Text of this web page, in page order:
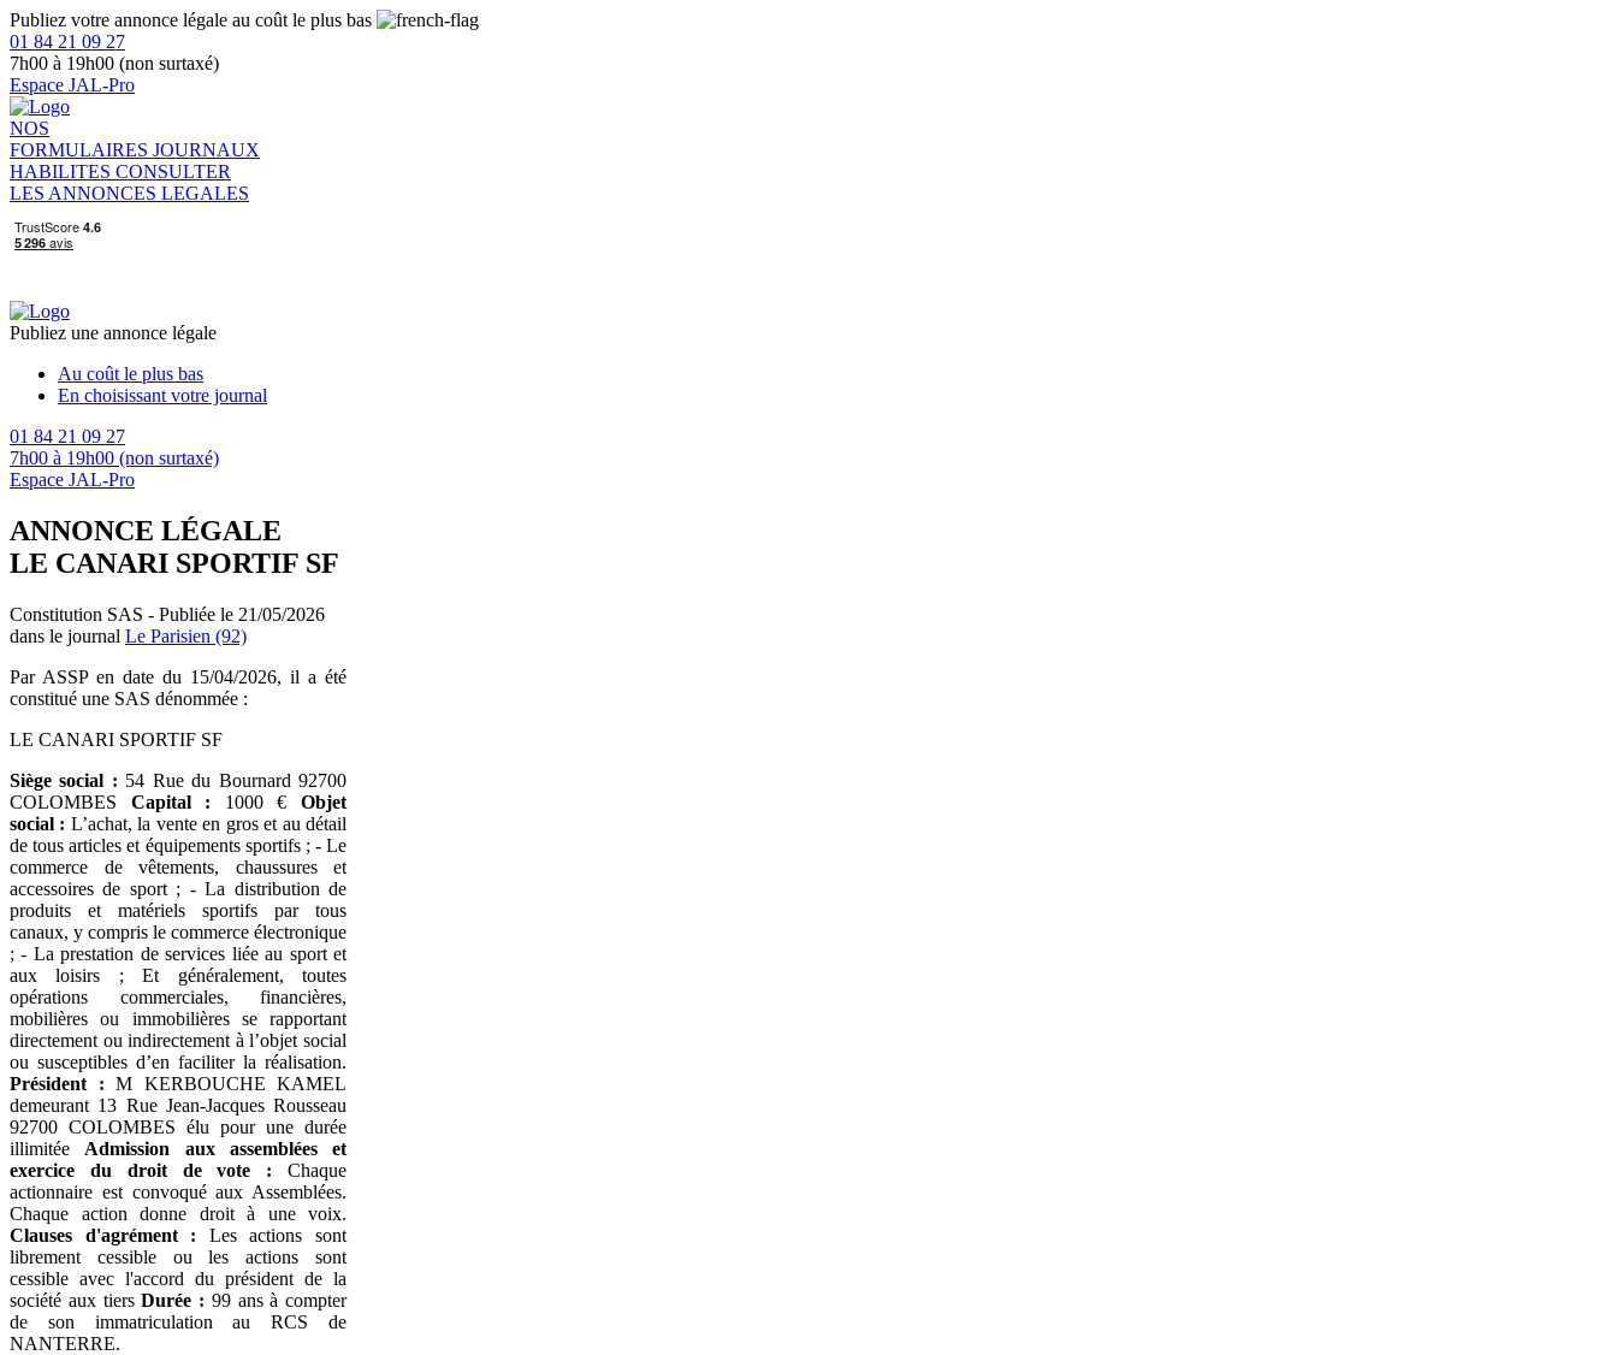
Publiez votre annonce légale au coût le plus bas
01 84 21 09 27
7h00 à 19h00 (non surtaxé)
Espace JAL-Pro
NOS
FORMULAIRES JOURNAUX
HABILITES CONSULTER
LES ANNONCES LEGALES
Publiez une annonce légale
Au coût le plus bas
En choisissant votre journal
01 84 21 09 27
7h00 à 19h00 (non surtaxé)
Espace JAL-Pro
ANNONCE LÉGALE
LE CANARI SPORTIF SF
Constitution SAS - Publiée le 21/05/2026
dans le journal Le Parisien (92)
Par ASSP en date du 15/04/2026, il a été
constitué une SAS dénommée :
LE CANARI SPORTIF SF
Siège social : 54 Rue du Bournard 92700
COLOMBES Capital : 1000 €Objet
social : L’achat, la vente en gros et au détail
de tous articles et équipements sportifs ; - Le
commerce de vêtements, chaussures et
accessoires de sport ; - La distribution de
produits et matériels sportifs par tous
canaux, y compris le commerce électronique
; - La prestation de services liée au sport et
aux loisirs ; Et généralement, toutes
opérations commerciales, financières,
mobilières ou immobilières se rapportant
directement ou indirectement à l’objet social
ou susceptibles d’en faciliter la réalisation.
Président : M KERBOUCHE KAMEL
demeurant 13 Rue Jean-Jacques Rousseau
92700 COLOMBES élu pour une durée
illimitée Admission aux assemblées et
exercice du droit de vote : Chaque
actionnaire est convoqué aux Assemblées.
Chaque action donne droit à une voix.
Clauses d'agrément : Les actions sont
librement cessible ou les actions sont
cessible avec l'accord du président de la
société aux tiersDurée : 99 ans à compter
de son immatriculation au RCS de
NANTERRE.